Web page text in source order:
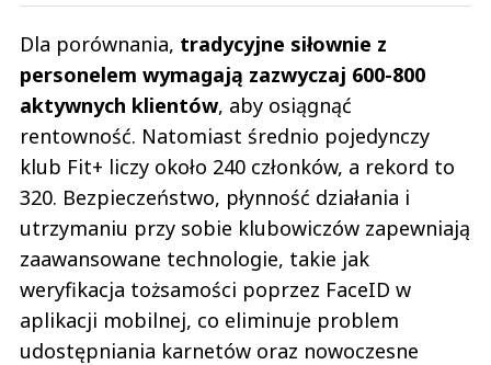
Dla porównania, tradycyjne siłownie z
personelem wymagają zazwyczaj 600-800
aktywnych klientów, aby osiągnąć
rentowność. Natomiast średnio pojedynczy
klub Fit+ liczy około 240 członków, a rekord to
320. Bezpieczeństwo, płynność działania i
utrzymaniu przy sobie klubowiczów zapewniają
zaawansowane technologie, takie jak
weryfikacja tożsamości poprzez FaceID w
aplikacji mobilnej, co eliminuje problem
udostępniania karnetów oraz nowoczesne